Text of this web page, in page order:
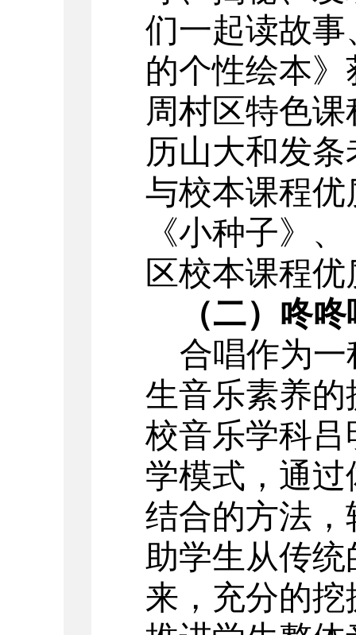
们一起读故
的个性绘本
周村区特色
历山大和发
与校本课程
《小种子》
区校本课程
（二）咚
合唱作为
生音乐素养
校音乐学科
学模式，通
结合的方法
助学生从传
来，充分的